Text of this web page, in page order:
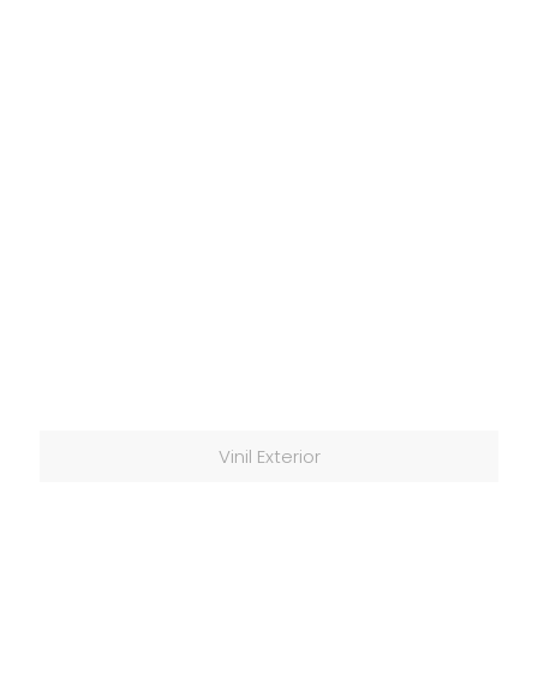
Vinil Exterior